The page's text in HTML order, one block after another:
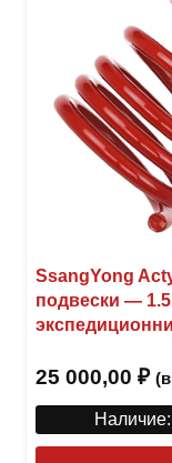
SsangYong
подвески —
25 000,00 ₽
Наличие: